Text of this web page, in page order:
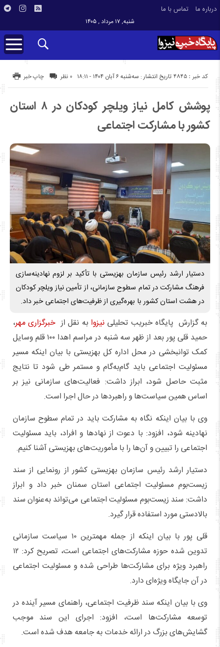
درباره ما تماس با ما
شنبه, ۱۷ مرداد , ۱۴۰۵
تاریخ انتشار : سه‌شنبه ۶ آبان ۱۴۰۴ - ۱۸:۱۱ کد خبر : 4845 چاپ خبر ۰ نظر
پوشش کامل نیاز ویلچر کودکان در ۸ استان
کشور با مشارکت اجتماعی
دستیار ارشد رئیس سازمان بهزیستی با تأکید بر لزوم نهادینه‌سازی
فرهنگ مشارکت در تمام سطوح سازمانی، از تأمین نیاز ویلچر کودکان
در هشت استان کشور با بهره‌گیری از ظرفیت‌های اجتماعی خبر داد.
به گزارش پایگاه خبریب تحلیلی نیزوا به نقل از خبرگزاری مهر،
حمید قلی پور بعد از ظهر سه شنبه در مراسم اهدا ۱۰۰ قلم وسایل
کمک توانبخشی در محل اداره کل بهزیستی با بیان اینکه مسیر
مسئولیت اجتماعی باید گام‌به‌گام و مستمر طی شود تا نتایج
مثبت حاصل شود، ابراز داشت: فعالیت‌های سازمانی نیز بر
اساس همین سیاست‌ها و راهبردها در حال اجرا است.
وی با بیان اینکه نگاه به مشارکت باید در تمام سطوح سازمان
نهادینه شود، افزود: با دعوت از نهادها و افراد، باید مسئولیت
اجتماعی را تبیین و آن‌ها را با مأموریت‌های بهزیستی آشنا کنیم.
دستیار ارشد رئیس سازمان بهزیستی کشور از رونمایی از سند
زیست‌بوم مسئولیت اجتماعی استان سمنان خبر داد و ابراز
داشت: سند زیست‌بوم مسئولیت اجتماعی می‌تواند به‌عنوان سند
بالادستی مورد استفاده قرار گیرد.
قلی پور با بیان اینکه از جمله مهمترین ۱۰ سیاست سازمانی
تدوین شده حوزه مشارکت‌های اجتماعی است، تصریح کرد: ۱۲
راهبرد ویژه برای مشارکت‌ها طراحی شده و مسئولیت اجتماعی
در آن جایگاه ویژه‌ای دارد.
وی با بیان اینکه سند ظرفیت اجتماعی، راهنمای مسیر آینده در
توسعه مشارکت‌ها است، افزود: اجرای این سند موجب
گشایش‌های بزرگ در ارائه خدمات به جامعه هدف شده است.